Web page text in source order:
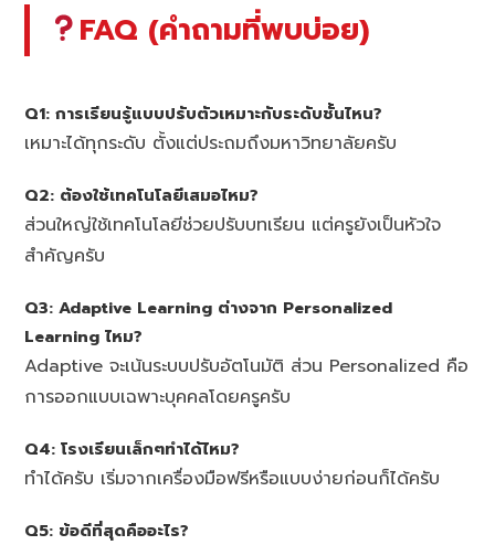
FAQ (คำถามที่พบบ่อย)
Q1: การเรียนรู้แบบปรับตัวเหมาะกับระดับชั้นไหน?
เหมาะได้ทุกระดับ ตั้งแต่ประถมถึงมหาวิทยาลัยครับ
Q2: ต้องใช้เทคโนโลยีเสมอไหม?
ส่วนใหญ่ใช้เทคโนโลยีช่วยปรับบทเรียน แต่ครูยังเป็นหัวใจ
สำคัญครับ
Q3: Adaptive Learning ต่างจาก Personalized
Learning ไหม?
Adaptive จะเน้นระบบปรับอัตโนมัติ ส่วน Personalized คือ
การออกแบบเฉพาะบุคคลโดยครูครับ
Q4: โรงเรียนเล็กๆทำได้ไหม?
ทำได้ครับ เริ่มจากเครื่องมือฟรีหรือแบบง่ายก่อนก็ได้ครับ
Q5: ข้อดีที่สุดคืออะไร?